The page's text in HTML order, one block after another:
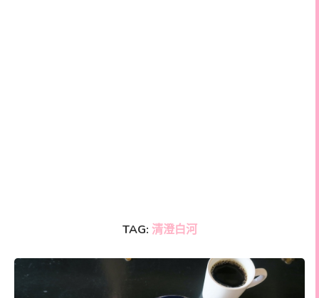
TAG: 清澄白河